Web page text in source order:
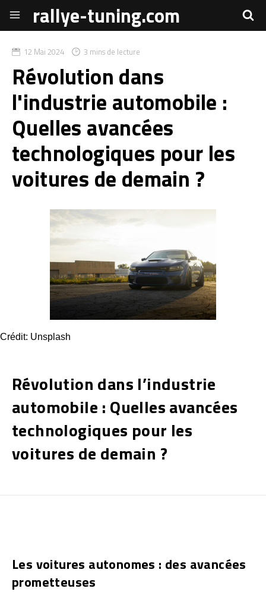
rallye-tuning.com
12 Mai 2024 3 mins de lecture
Révolution dans
l'industrie automobile :
Quelles avancées
technologiques pour les
voitures de demain ?
Crédit: Unsplash
Révolution dans l’industrie
automobile : Quelles avancées
technologiques pour les
voitures de demain ?
Les voitures autonomes : des avancées
prometteuses